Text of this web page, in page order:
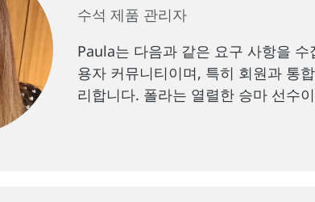
수석 제품 관리자
Paula는 다음과 같은 요구 사항을
용자 커뮤니티이며, 특히 회원과 통
리합니다. 폴라는 열렬한 승마 선수